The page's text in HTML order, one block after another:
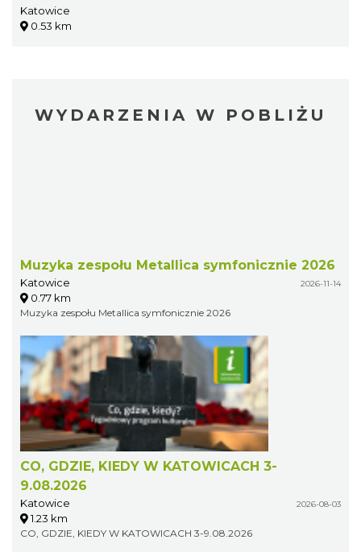
Katowice
0.53 km
WYDARZENIA W POBLIŻU
Muzyka zespołu Metallica symfonicznie 2026
Katowice 2026-11-14
0.77 km
Muzyka zespołu Metallica symfonicznie 2026
CO, GDZIE, KIEDY W KATOWICACH 3-
9.08.2026
Katowice 2026-08-03
1.23 km
CO, GDZIE, KIEDY W KATOWICACH 3-9.08.2026